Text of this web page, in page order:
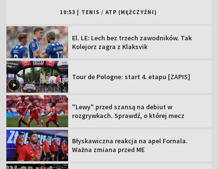
10:53 TENIS / ATP (MĘŻCZYŹNI)
El. LE: Lech bez trzech zawodników. Tak
Kolejorz zagra z Klaksvik
Tour de Pologne: start 4. etapu [ZAPIS]
"Lewy" przed szansą na debiut w
rozgrywkach. Sprawdź, o której mecz
Błyskawiczna reakcja na apel Fornala.
Ważna zmiana przed ME